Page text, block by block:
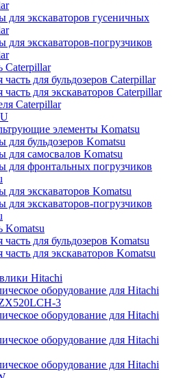
для экскаваторов гусеничных
для экскаваторов-погрузчиков
Caterpillar
часть для бульдозеров Caterpillar
часть для экскаваторов Caterpillar
Caterpillar
элементы Komatsu
для бульдозеров Komatsu
для самосвалов Komatsu
для фронтальных погрузчиков
для экскаваторов Komatsu
для экскаваторов-погрузчиков
Komatsu
часть для бульдозеров Komatsu
часть для экскаваторов Komatsu
Hitachi
оборудование для Hitachi
3
оборудование для Hitachi
оборудование для Hitachi
оборудование для Hitachi